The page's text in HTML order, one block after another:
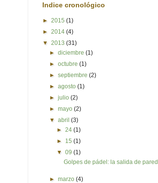
Indice cronológico
► 2015 (1)
► 2014 (4)
▼ 2013 (31)
►diciembre(1)
►octubre(1)
►septiembre(2)
►agosto(1)
►julio(2)
►mayo(2)
▼abril(3)
► 24 (1)
► 15 (1)
▼ 09 (1)
Golpes de pádel: la salida de pared
►marzo(4)